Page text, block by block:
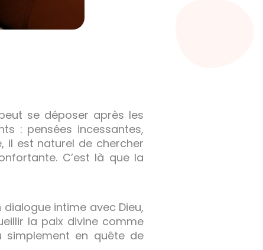
se déposer après les
: pensées incessantes,
il est naturel de chercher
C’est là que la
intime avec Dieu,
la paix divine comme
simplement en quête de